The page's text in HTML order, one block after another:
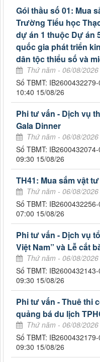
Gói thầu số 01: Mua
Trường Tiểu học
dự án 1 thuộc Dự án
quốc gia phát triển
dân tộc thiểu số và
Thứ năm - 06/08/
Số TBMT:
10:40 15/08/26
Phi tư vấn - Dịch vụ
Gala Dinner
Thứ năm - 06/08/
Số TBMT:
09:30 15/08/26
TH41: Mua sắm vật
Thứ năm - 06/08/
Số TBMT:
07:00 15/08/26
Phi tư vấn - Dịch vụ
Việt Nam” và Lễ cắt
Thứ năm - 06/08/
Số TBMT:
09:30 15/08/26
Phi tư vấn - Thuê thi
quảng bá du lịch
Thứ năm - 06/08/
Số TBMT:
09:30 15/08/26